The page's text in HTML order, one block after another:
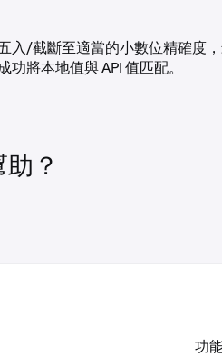
入/截斷至適當的小數位精確度
將本地值與 API 值匹配。
？
功